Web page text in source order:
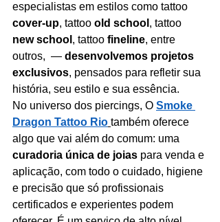
especialistas em estilos como tattoo
cover-up, tattoo old school , tattoo
new school , tattoo fineline, entre
outros,  — desenvolvemos projetos
exclusivos, pensados para refletir sua
história, seu estilo e sua essência.
No universo dos piercings, O Smoke
Dragon Tattoo Rio também oferece
algo que vai além do comum: uma
curadoria única de joias para venda e
aplicação, com todo o cuidado, higiene
e precisão que só profissionais
certificados e experientes podem